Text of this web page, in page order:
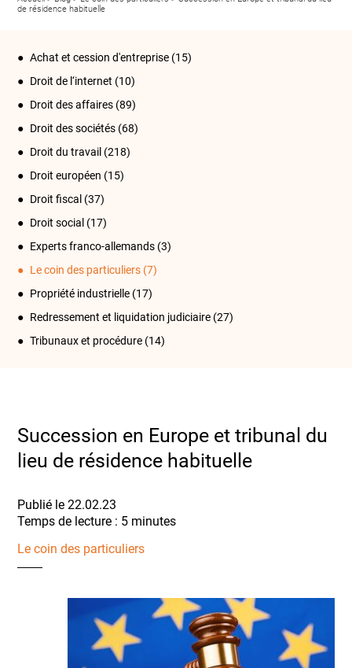
de résidence habituelle
Achat et cession d'entreprise (15)
Droit de l‘internet (10)
Droit des affaires (89)
Droit des sociétés (68)
Droit du travail (218)
Droit européen (15)
Droit fiscal (37)
Droit social (17)
Experts franco-allemands (3)
Le coin des particuliers (7)
Propriété industrielle (17)
Redressement et liquidation judiciaire (27)
Tribunaux et procédure (14)
Succession en Europe et tribunal du
lieu de résidence habituelle
Publié le 22.02.23
Le coin des particuliers